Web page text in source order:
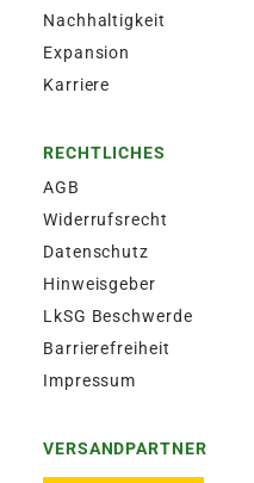
Nachhaltigkeit
Expansion
Karriere
RECHTLICHES
AGB
Widerrufsrecht
Datenschutz
Hinweisgeber
LkSG Beschwerde
Barrierefreiheit
Impressum
VERSANDPARTNER